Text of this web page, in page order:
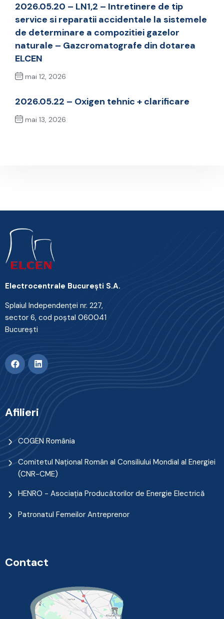
2026.05.20 – LN1,2 – Intretinere de tip
service si reparatii accidentale la sistemele
de determinare a compozitiei gazelor
naturale – Gazcromatografe din dotarea
ELCEN
mai 12, 2026
2026.05.22 – Oxigen tehnic + clarificare
mai 13, 2026
Electrocentrale Bucureşti S.A.
Splaiul Independenţei nr. 227,
sector 6, cod poştal 060041
Bucureşti
Afilieri
COGEN România
Comitetul Naţional Român al Consiliului Mondial al Energiei
(CNR-CME)
HENRO - Asociația Producătorilor de Energie Electrică
Patronatul Femeilor Antreprenor
Contact